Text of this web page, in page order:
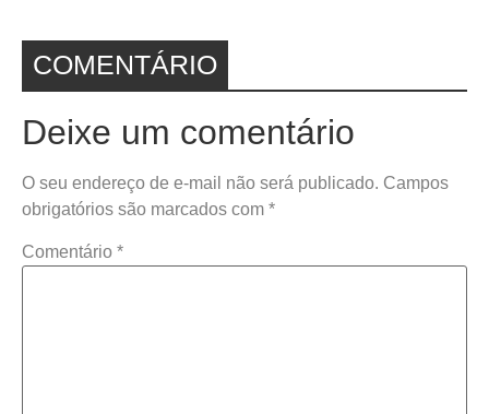
COMENTÁRIO
Deixe um comentário
O seu endereço de e-mail não será publicado. Campos
obrigatórios são marcados com *
Comentário *